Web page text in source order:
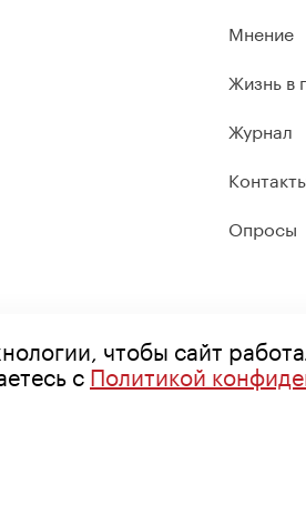
Мнение
Жизнь в
Журнал
Опросы
чтобы сайт
сПолитикой